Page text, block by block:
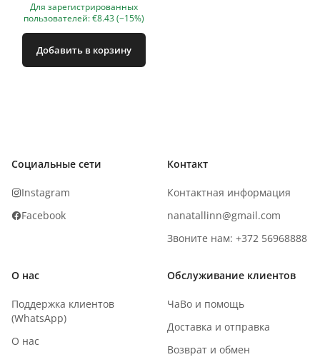
Для зарегистрированных
пользователей: €8.43 (−15%)
Добавить в корзину
Социальные сети
Instagram
Facebook
Контакт
Контактная информация
nanatallinn@gmail.com
Звоните нам: +372 56968888
О нас
Поддержка клиентов
(WhatsApp)
О нас
Обслуживание клиентов
ЧаВо и помощь
Доставка и отправка
Возврат и обмен